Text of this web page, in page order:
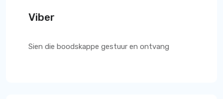
Viber
Sien die boodskappe gestuur en ontvang